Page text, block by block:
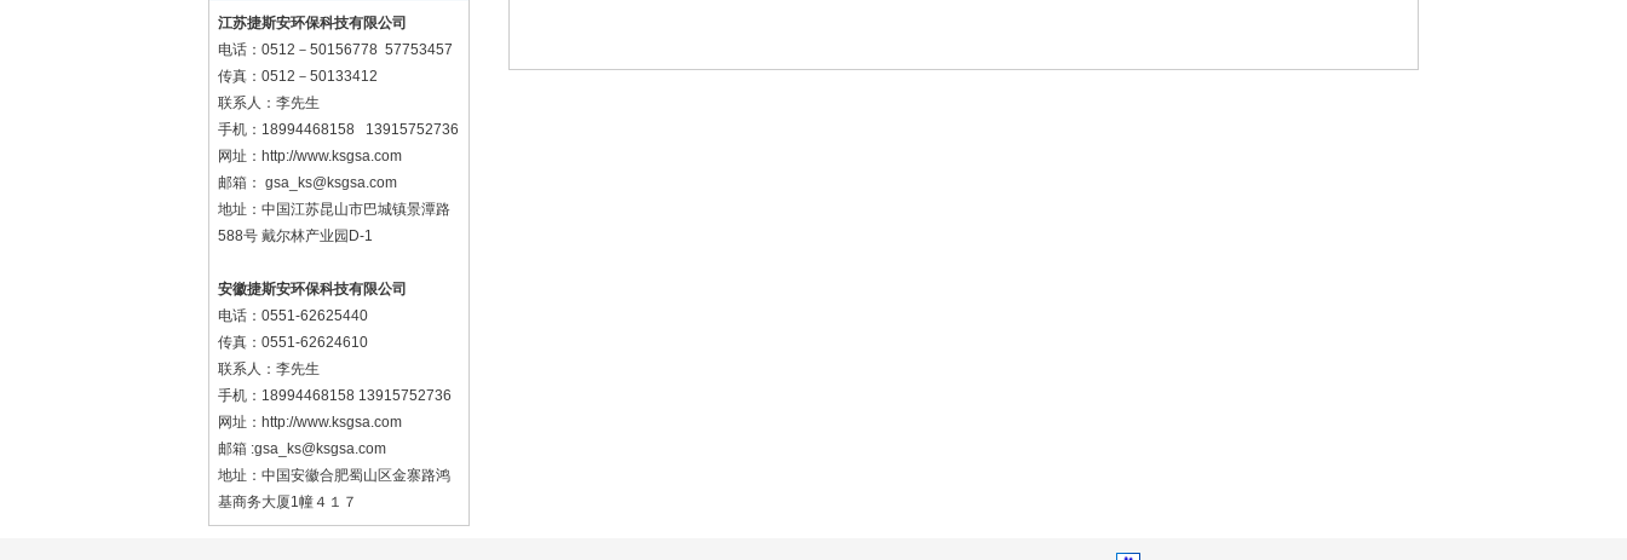
江苏捷斯安环保科技有限公司
电话：0512－50156778 57753457
传真：0512－50133412
联系人：李先生
手机：18994468158 13915752736
网址：http://www.ksgsa.com
邮箱： gsa_ks@ksgsa.com
地址：中国江苏昆山市巴城镇景潭路
588号 戴尔林产业园D-1
安徽捷斯安环保科技有限公司
电话：0551-62625440
传真：0551-62624610
联系人：李先生
手机：18994468158 13915752736
网址： http://www.ksgsa.com
邮箱 :gsa_ks@ksgsa.com
地址：中国安徽合肥蜀山区金寨路鸿
基商务大厦1幢４１７